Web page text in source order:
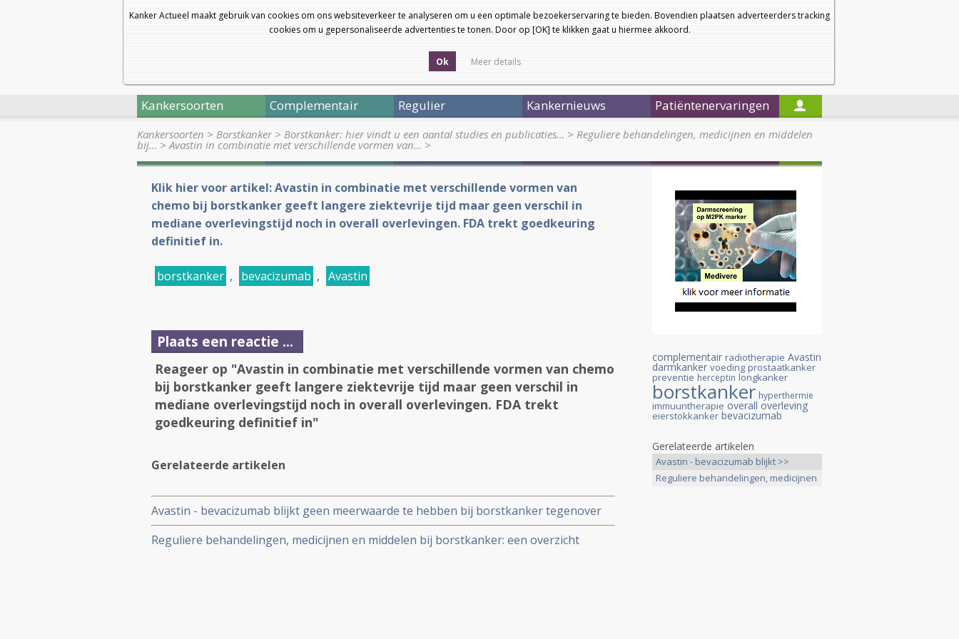
Kanker Actueel maakt gebruik van cookies om ons websiteverkeer te analyseren om u een optimale bezoekerservaring te bieden. Bovendien plaatsen adverteerders tracking
cookies om u gepersonaliseerde advertenties te tonen. Door op [OK] te klikken gaat u hiermee akkoord.
Ok Meer details
a
a
Nieuwsbrief
Startpagina
Kankersoorten Complementair Regulier Kankernieuws Patiëntenervaringen
Kankersoorten > Borstkanker> Borstkanker: hier vindt u een aantal studies en publicaties… > Reguliere behandelingen, medicijnen en middelen
bij… >Avastin in combinatie met verschillende vormen van… >
Klik hier voor artikel: Avastin in combinatie met verschillende vormen van
chemo bij borstkanker geeft langere ziektevrije tijd maar geen verschil in
mediane overlevingstijd noch in overall overlevingen. FDA trekt goedkeuring
definitief in.
borstkanker , bevacizumab , Avastin
Plaats een reactie ...
Reageer op "Avastin in combinatie met verschillende vormen van chemo
bij borstkanker geeft langere ziektevrije tijd maar geen verschil in
mediane overlevingstijd noch in overall overlevingen. FDA trekt
goedkeuring definitief in"
Gerelateerde artikelen
Avastin - bevacizumab blijkt geen meerwaarde te hebben bij borstkanker tegenover
chemo aldus de FDA. FDA heeft eerdere vroegtijdige goedkeuring nu definitief
ingetrokken.
Reguliere behandelingen, medicijnen en middelen bij borstkanker: een overzicht
complementair radiotherapie Avastin
darmkanker voeding prostaatkanker
preventie herceptin longkanker
borstkanker hyperthermie
immuuntherapie overall overleving
eierstokkanker bevacizumab
Gerelateerde artikelen
Avastin - bevacizumab blijkt >>
Reguliere behandelingen, medicijnen